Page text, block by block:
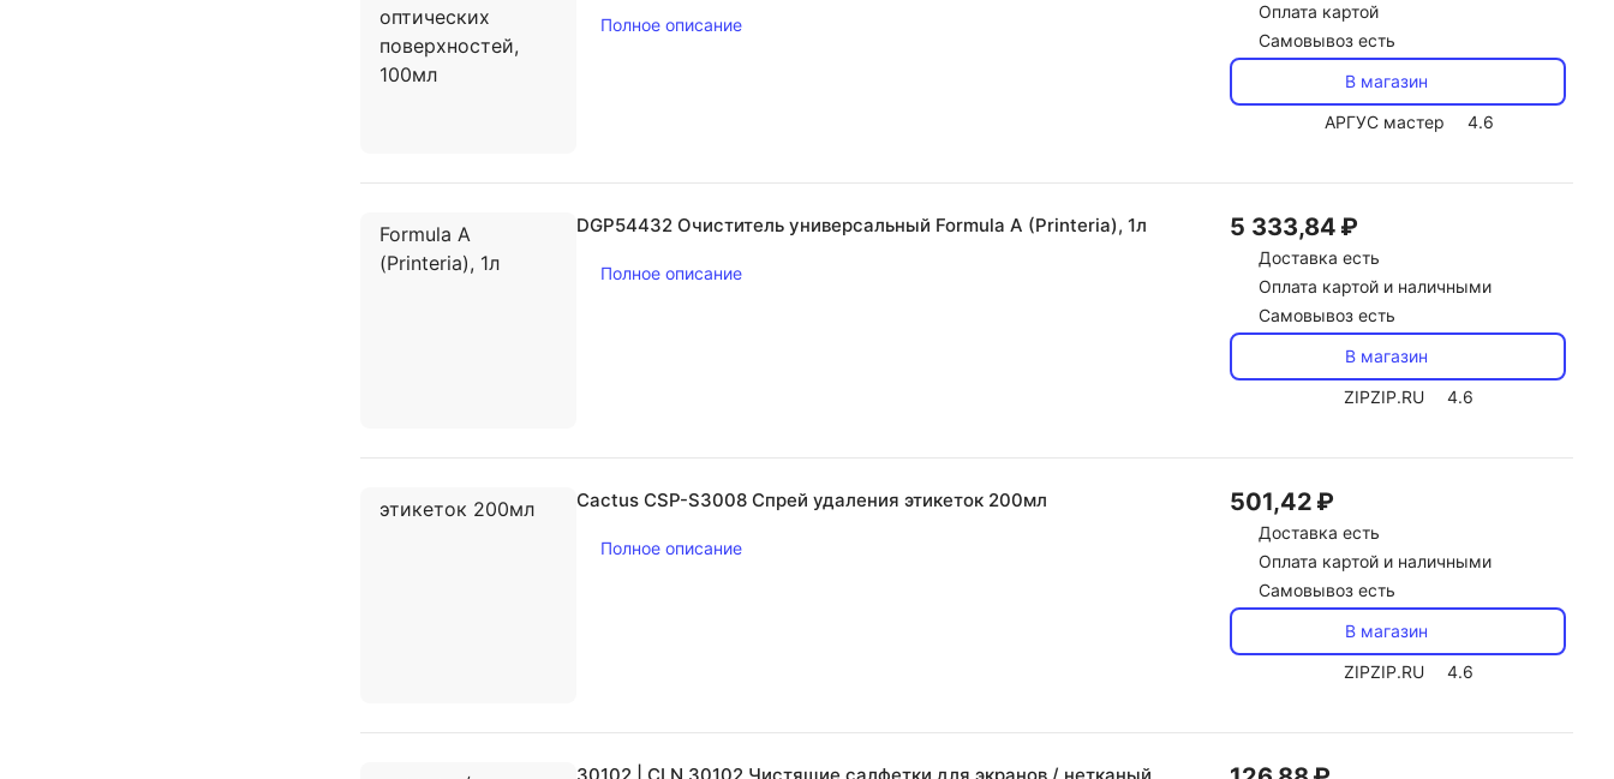
Полное описание
Оплата картой
Самовывоз есть
В магазин
АРГУС мастер
4.6
DGP54432 Очиститель универсальный Formula A (Printeria), 1л
Полное описание
5 333,84 ₽
Доставка есть
Оплата картой и наличными
Самовывоз есть
В магазин
ZIPZIP.RU
4.6
Cactus CSP-S3008 Спрей удаления этикеток 200мл
Полное описание
501,42 ₽
Доставка есть
Оплата картой и наличными
Самовывоз есть
В магазин
ZIPZIP.RU
4.6